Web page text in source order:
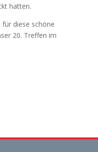
hatten.
für diese schöne
20. Treffen im